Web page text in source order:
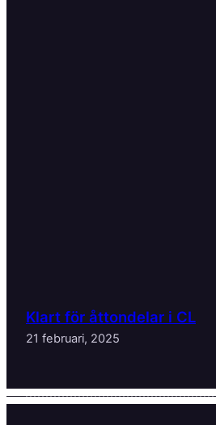
Klart för åttondelar i CL
21 februari, 2025